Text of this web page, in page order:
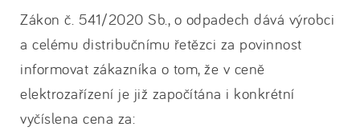
Zákon č. 541/2020 Sb., o odpadech dává výrobci
a celému distribučnímu řetězci za povinnost
informovat zákazníka o tom, že v ceně
elektrozařízení je již započítána i konkrétní
vyčíslena cena za: